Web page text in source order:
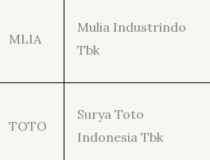
MLIA
Mulia Industrindo
Tbk
TOTO
Surya Toto
Indonesia Tbk